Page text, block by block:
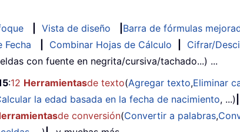
Vista de diseño Barra de fórmulas
Fecha Combinar Hojas de Cálculo Cifrar/
con fuente en negrita/cursiva/tachado...) ...
:12 Herramientasde texto(Agregar texto,Eliminar
la edad basada en la fecha de nacimiento, ...)
de conversión(Convertir a palabras,